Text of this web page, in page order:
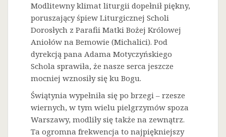
Modlitewny klimat liturgii dopełnił piękny,
poruszający śpiew Liturgicznej Scholi
Dorosłych z Parafii Matki Bożej Królowej
Aniołów na Bemowie (Michalici). Pod
dyrekcją pana Adama Motyczyńskiego
Schola sprawiła, że nasze serca jeszcze
mocniej wznosiły się ku Bogu.
Świątynia wypełniła się po brzegi – rzesze
wiernych, w tym wielu pielgrzymów spoza
Warszawy, modliły się także na zewnątrz.
Ta ogromna frekwencja to najpiękniejszy